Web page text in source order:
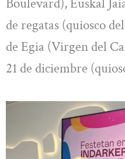
Boulevard), Euskal
de regatas (quiosco
de Egia (Virgen del
21 de diciembre